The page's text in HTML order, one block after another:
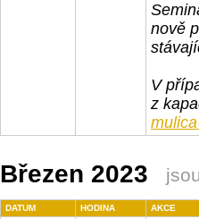
nově
V
z
Březen 2023
DATUM HODINA
AKCE